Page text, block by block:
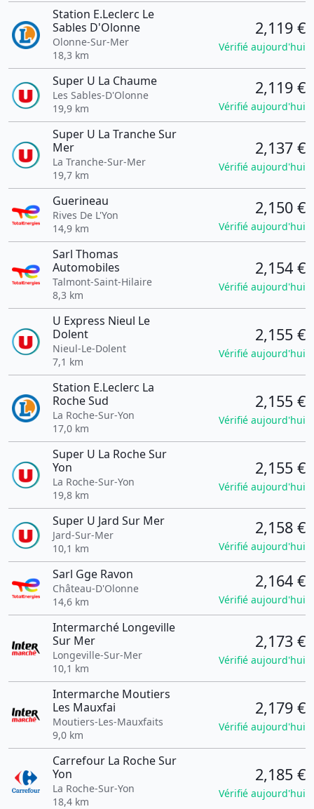
Station E.Leclerc Le
Sables D'Olonne
Olonne-Sur-Mer
18,3 km
2,119 €
Vérifié aujourd'hui
Super U La Chaume
Les Sables-D'Olonne
19,9 km
2,119 €
Vérifié aujourd'hui
Super U La Tranche Sur
Mer
La Tranche-Sur-Mer
19,7 km
2,137 €
Vérifié aujourd'hui
Guerineau
Rives De L'Yon
14,9 km
2,150 €
Vérifié aujourd'hui
Sarl Thomas
Automobiles
Talmont-Saint-Hilaire
8,3 km
2,154 €
Vérifié aujourd'hui
U Express Nieul Le
Dolent
Nieul-Le-Dolent
7,1 km
2,155 €
Vérifié aujourd'hui
Station E.Leclerc La
Roche Sud
La Roche-Sur-Yon
17,0 km
2,155 €
Vérifié aujourd'hui
Super U La Roche Sur
Yon
La Roche-Sur-Yon
19,8 km
2,155 €
Vérifié aujourd'hui
Super U Jard Sur Mer
Jard-Sur-Mer
10,1 km
2,158 €
Vérifié aujourd'hui
Sarl Gge Ravon
Château-D'Olonne
14,6 km
2,164 €
Vérifié aujourd'hui
Intermarché Longeville
Sur Mer
Longeville-Sur-Mer
10,1 km
2,173 €
Vérifié aujourd'hui
Intermarche Moutiers
Les Mauxfai
Moutiers-Les-Mauxfaits
9,0 km
2,179 €
Vérifié aujourd'hui
Carrefour La Roche Sur
Yon
La Roche-Sur-Yon
18,4 km
2,185 €
Vérifié aujourd'hui